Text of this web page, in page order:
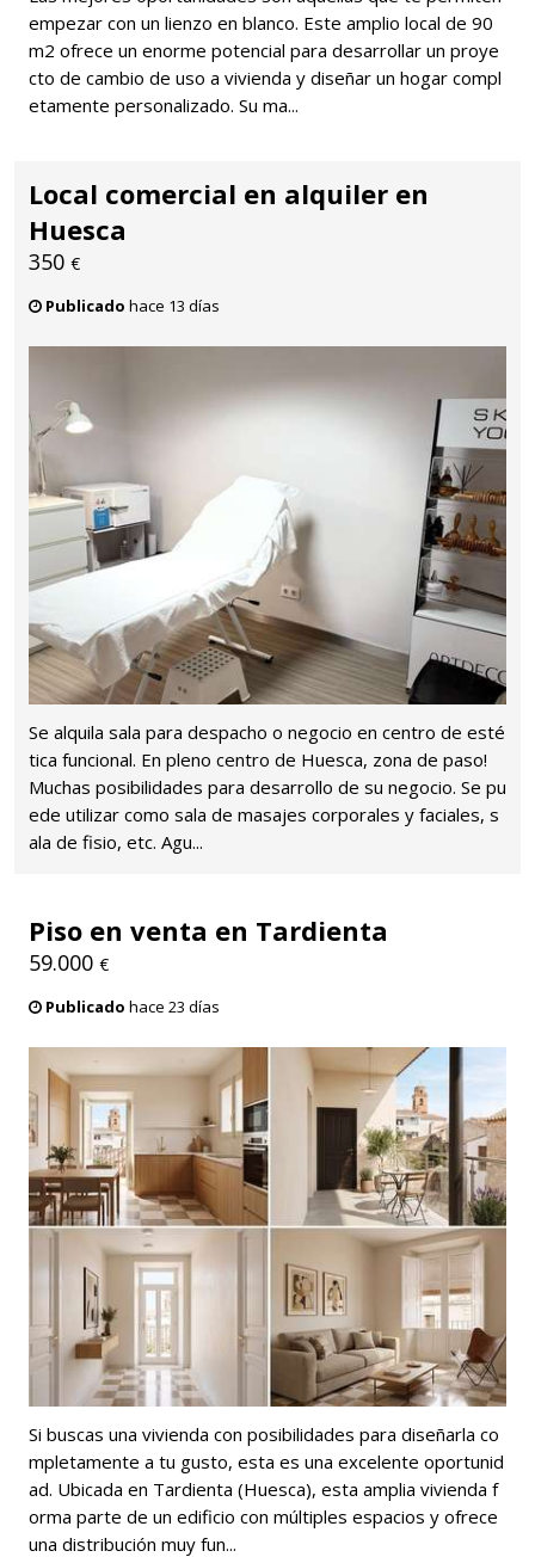
empezar con un lienzo en blanco. Este amplio local de 90
m2 ofrece un enorme potencial para desarrollar un proye
cto de cambio de uso a vivienda y diseñar un hogar compl
etamente personalizado. Su ma...
Local comercial en alquiler en
Huesca
350 €
Publicado hace 13 días
Se alquila sala para despacho o negocio en centro de esté
tica funcional. En pleno centro de Huesca, zona de paso!
Muchas posibilidades para desarrollo de su negocio. Se pu
ede utilizar como sala de masajes corporales y faciales, s
ala de fisio, etc. Agu...
Piso en venta en Tardienta
59.000 €
Publicado hace 23 días
Si buscas una vivienda con posibilidades para diseñarla co
mpletamente a tu gusto, esta es una excelente oportunid
ad. Ubicada en Tardienta (Huesca), esta amplia vivienda f
orma parte de un edificio con múltiples espacios y ofrece
una distribución muy fun...